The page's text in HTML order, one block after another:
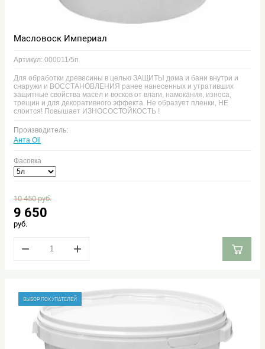
Масловоск Империал
Артикул: 000011/5п
Для обработки древесины в целью ЗАЩИТЫ дома и бани внутри и
снаружи и ВОССТАНОВЛЕНИЯ ранее нанесенных и утративших
защитные свойства масел и восков от влаги, намокания, износа,
трещин и для декоративного эффекта. Не образует пленки, НЕ
слоится! Повышает ИЗНОСОСТОЙКОСТЬ !
Производитель:
Анта Oil
Фасовка
10 450руб.
9 650
руб.
− +
ВЫБОР ПОКУПАТЕЛЕЙ